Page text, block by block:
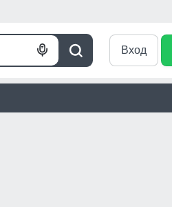
Поиск
Голосовой
Вход